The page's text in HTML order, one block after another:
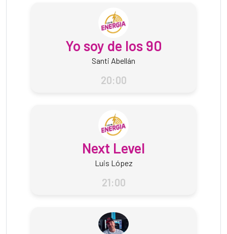
Yo soy de los 90
Santi Abellán
20:00
Next Level
Luis López
21:00